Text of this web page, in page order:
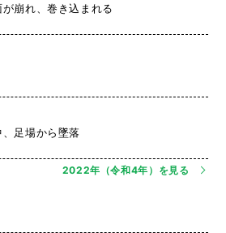
崩れ、巻き込まれる
足場から墜落
2022年（令和4年）を見る